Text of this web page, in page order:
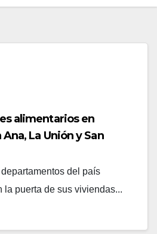
alimentarios en
La Unión y San
del país
la puerta de sus viviendas...